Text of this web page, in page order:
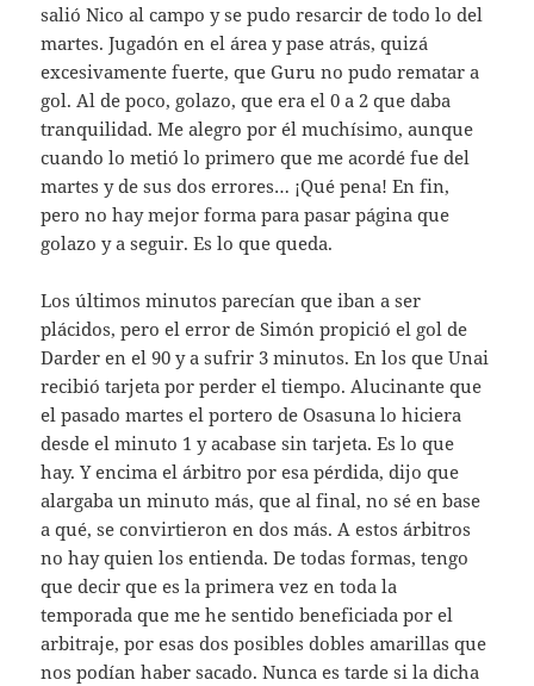
salió Nico al campo y se pudo resarcir de todo lo del
martes. Jugadón en el área y pase atrás, quizá
excesivamente fuerte, que Guru no pudo rematar a
gol. Al de poco, golazo, que era el 0 a 2 que daba
tranquilidad. Me alegro por él muchísimo, aunque
cuando lo metió lo primero que me acordé fue del
martes y de sus dos errores… ¡Qué pena! En fin,
pero no hay mejor forma para pasar página que
golazo y a seguir. Es lo que queda.
Los últimos minutos parecían que iban a ser
plácidos, pero el error de Simón propició el gol de
Darder en el 90 y a sufrir 3 minutos. En los que Unai
recibió tarjeta por perder el tiempo. Alucinante que
el pasado martes el portero de Osasuna lo hiciera
desde el minuto 1 y acabase sin tarjeta. Es lo que
hay. Y encima el árbitro por esa pérdida, dijo que
alargaba un minuto más, que al final, no sé en base
a qué, se convirtieron en dos más. A estos árbitros
no hay quien los entienda. De todas formas, tengo
que decir que es la primera vez en toda la
temporada que me he sentido beneficiada por el
arbitraje, por esas dos posibles dobles amarillas que
nos podían haber sacado. Nunca es tarde si la dicha